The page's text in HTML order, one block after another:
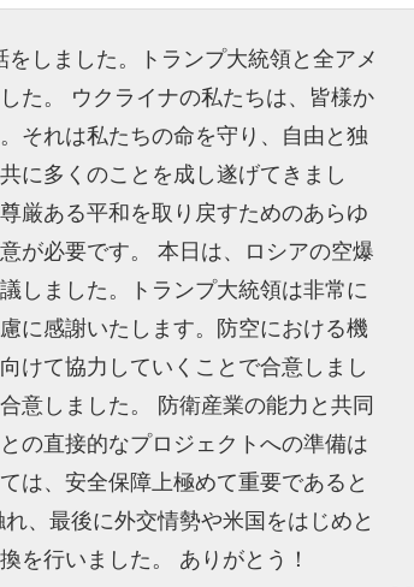
しました。トランプ大統領と全アメ
た。 ウクライナの私たちは、皆様か
それは私たちの命を守り、自由と独
に多くのことを成し遂げてきまし
厳ある平和を取り戻すためのあらゆ
が必要です。 本日は、ロシアの空爆
しました。トランプ大統領は非常に
に感謝いたします。防空における機
けて協力していくことで合意しまし
意しました。 防衛産業の能力と共同
の直接的なプロジェクトへの準備は
は、安全保障上極めて重要であると
、最後に外交情勢や米国をはじめと
を行いました。 ありがとう！